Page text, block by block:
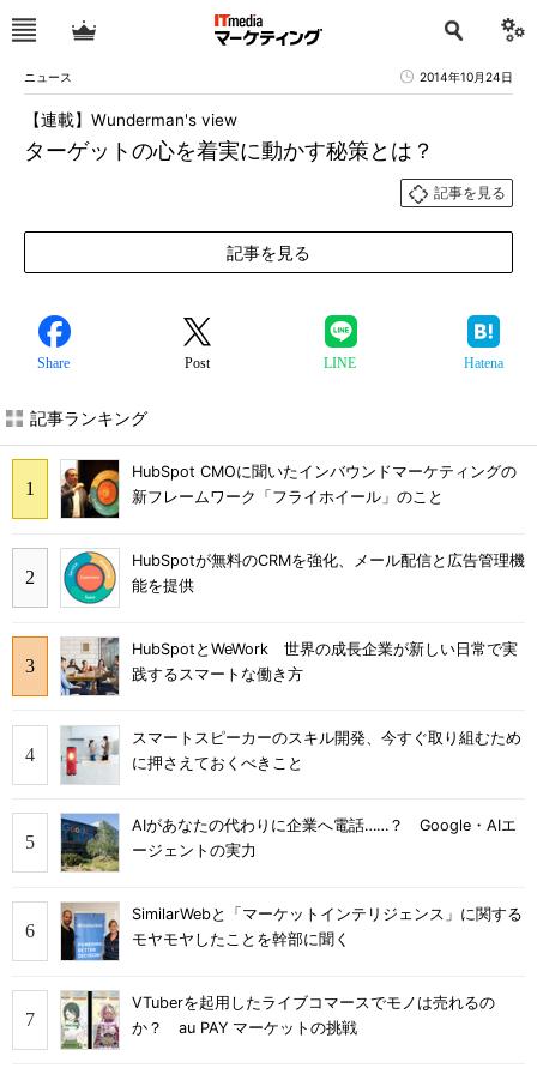
ニュース 2014年10月24日
ターゲットの心を着実に動かす秘策とは？
【連載】Wunderman's view
記事を見る
記事を見る
Share Post LINE Hatena
記事ランキング
HubSpot CMOに聞いたインバウンドマーケティングの
新フレームワーク「フライホイール」のこと
HubSpotが無料のCRMを強化、メール配信と広告管理機
能を提供
HubSpotとWeWork 世界の成長企業が新しい日常で実
践するスマートな働き方
スマートスピーカーのスキル開発、今すぐ取り組むため
に押さえておくべきこと
AIがあなたの代わりに企業へ電話……？ Google・AIエ
ージェントの実力
SimilarWebと「マーケットインテリジェンス」に関する
モヤモヤしたことを幹部に聞く
VTuberを起用したライブコマースでモノは売れるの
か？ au PAY マーケットの挑戦